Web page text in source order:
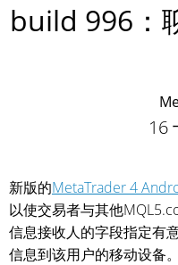
build 996：
16
新版的MetaTrader 4
以使交易者与其他
信息接收人的字段指定有
信息到该用户的移动设备。